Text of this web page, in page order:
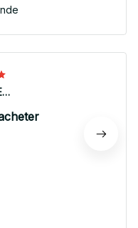
Joseph ALBERTINI